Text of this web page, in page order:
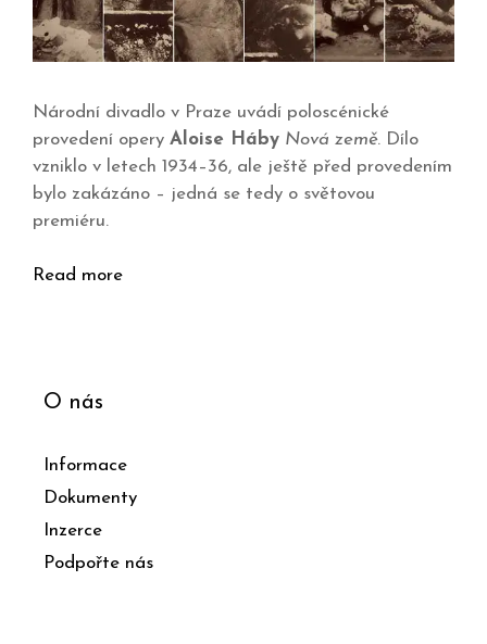
Národní divadlo v Praze uvádí poloscénické
provedení opery Aloise Háby Nová země. Dílo
vzniklo v letech 1934–36, ale ještě před provedením
bylo zakázáno – jedná se tedy o světovou
premiéru.
Read more
O nás
Informace
Dokumenty
Inzerce
Podpořte nás